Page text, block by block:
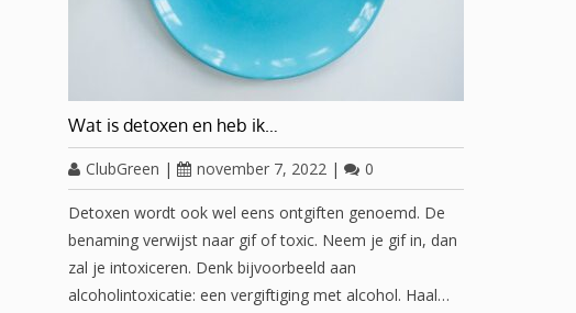
Wat is detoxen en heb ik…
ClubGreen | november 7, 2022 | 0
Detoxen wordt ook wel eens ontgiften genoemd. De
benaming verwijst naar gif of toxic. Neem je gif in, dan
zal je intoxiceren. Denk bijvoorbeeld aan
alcoholintoxicatie: een vergiftiging met alcohol. Haal…